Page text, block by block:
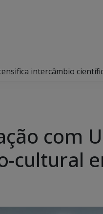
intercâmbio
com
cultural